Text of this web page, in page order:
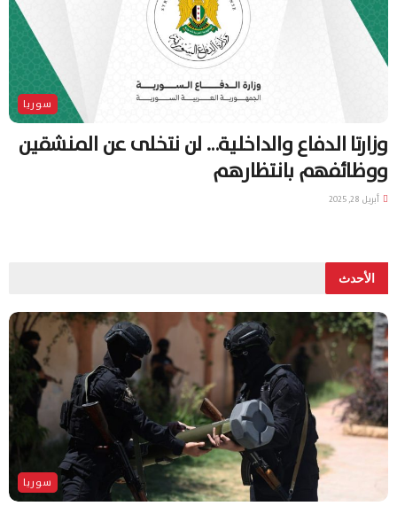
سوريا
وزارتا الدفاع والداخلية… لن نتخلى عن المنشقين
ووظائفهم بانتظارهم
أبريل 28, 2025
الأحدث
سوريا